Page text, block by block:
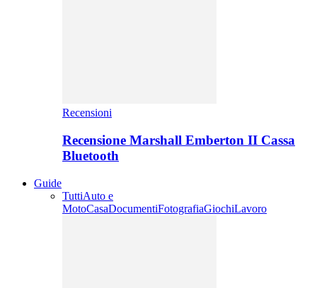
Recensioni
Recensione Marshall Emberton II Cassa
Bluetooth
Guide
TuttiAuto e
MotoCasaDocumentiFotografiaGiochiLavoro